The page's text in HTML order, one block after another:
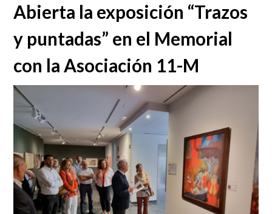
Abierta la exposición “Trazos
y puntadas” en el Memorial
con la Asociación 11-M